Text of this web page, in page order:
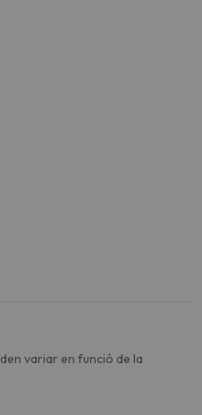
variar en funció de la